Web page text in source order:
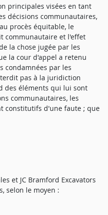
principales visées en tant
décisions communautaires,
procès équitable, le
communautaire et l'effet
la chose jugée par les
la cour d'appel a retenu
condamnées par les
pas à la juridiction
des éléments qui lui sont
communautaires, les
constitutifs d'une faute ; que
et JC Bramford Excavators
selon le moyen :